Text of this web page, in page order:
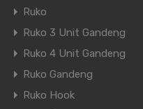
Ruko
Ruko 3 Unit Gandeng
Ruko 4 Unit Gandeng
Ruko Gandeng
Ruko Hook